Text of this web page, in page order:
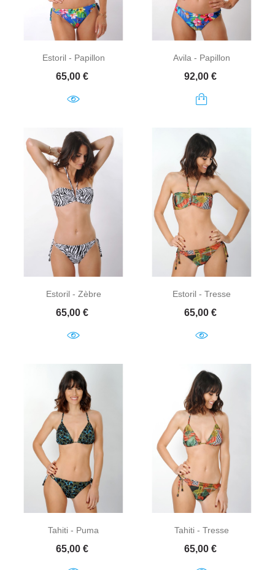
Estoril - Papillon
Prix
65,00 €
Avila - Papillon
Prix
92,00 €
Estoril - Zèbre
Prix
65,00 €
Estoril - Tresse
Prix
65,00 €
Tahiti - Puma
Prix
65,00 €
Tahiti - Tresse
Prix
65,00 €